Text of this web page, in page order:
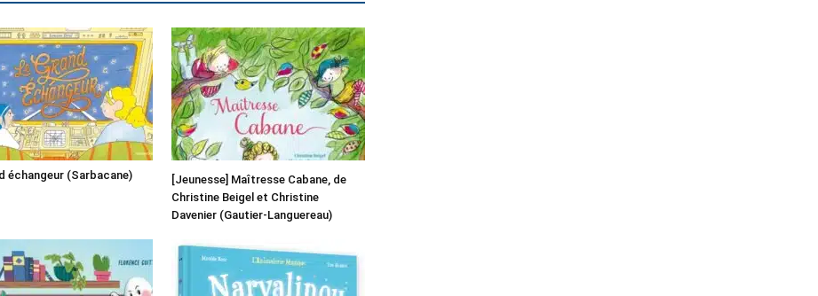
échangeur (Sarbacane)
[Jeunesse] Maîtresse Cabane, de
Christine Beigel et Christine
Davenier (Gautier-Languereau)